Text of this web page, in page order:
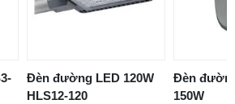
Đèn đường LED 120W
HLS12-120
Đèn
150W